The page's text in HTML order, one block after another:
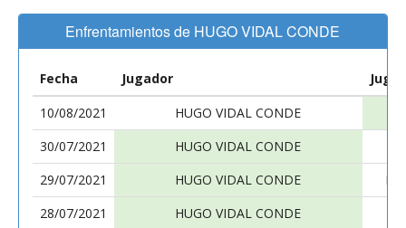
Enfrentamientos de HUGO VIDAL CONDE
Fecha Jugador
10/08/2021
HUGO VIDAL CONDE
30/07/2021
HUGO VIDAL CONDE
29/07/2021
HUGO VIDAL CONDE
28/07/2021
HUGO VIDAL CONDE